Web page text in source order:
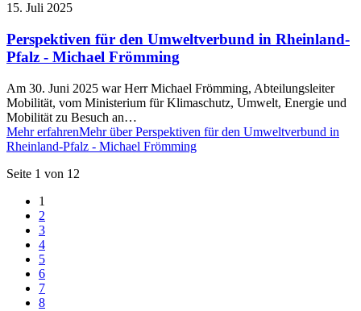
15. Juli 2025
Perspektiven für den Umweltverbund in Rheinland-
Pfalz - Michael Frömming
Am 30. Juni 2025 war Herr Michael Frömming, Abteilungsleiter
Mobilität, vom Ministerium für Klimaschutz, Umwelt, Energie und
Mobilität zu Besuch an…
Mehr erfahrenMehr über Perspektiven für den Umweltverbund in
Rheinland-Pfalz - Michael Frömming
Seite 1 von 12
1
2
3
4
5
6
7
8